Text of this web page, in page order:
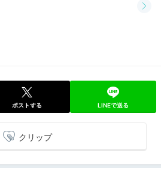
チトーストがふわふわ！
名物もあり良かったです。
で
ポストする LINEで送る
クリップ